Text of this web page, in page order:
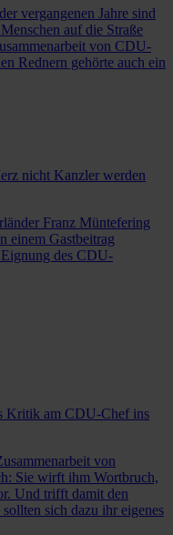
vergangenen Jahre sind
auf die Straße
von CDU-
Rednern gehörte auch ein
nicht Kanzler werden
Franz Müntefering
einem Gastbeitrag
des CDU-
Kritik am CDU-Chef ins
von
Sie wirft ihm Wortbruch,
Und trifft damit den
sich dazu ihr eigenes